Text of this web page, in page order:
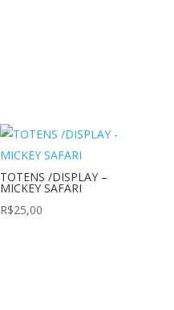
TOTENS /DISPLAY –
MICKEY SAFARI
R$25,00